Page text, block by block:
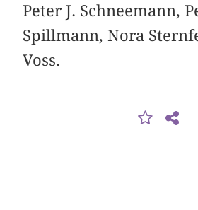
Peter J. Schneemann,
Spillmann, Nora
Voss.